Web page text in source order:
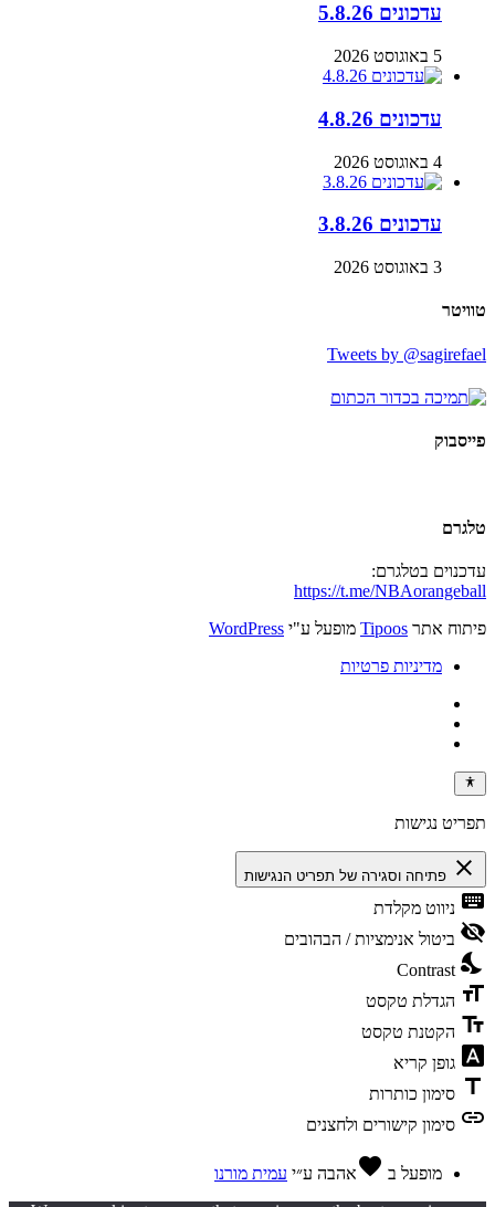
עדכונים 5.8.26
5 באוגוסט 2026
עדכונים 4.8.26
4 באוגוסט 2026
עדכונים 3.8.26
3 באוגוסט 2026
טוויטר
Tweets by @sagirefael
פייסבוק
טלגרם
עדכנוים בטלגרם:
https://t.me/NBAorangeball
פיתוח אתר Tipoos מופעל ע"י WordPress
מדיניות פרטיות
תפריט נגישות
close פתיחה וסגירה של תפריט הנגישות
keyboard ניווט מקלדת
visibility_off ביטול אנימציות / הבהובים
nights_stay
Contrast
format_size הגדלת טקסט
text_fields הקטנת טקסט
font_download גופן קריא
title סימון כותרות
link סימון קישורים ולחצנים
מופעל ב favoriteאהבה ע״י עמית מורנו